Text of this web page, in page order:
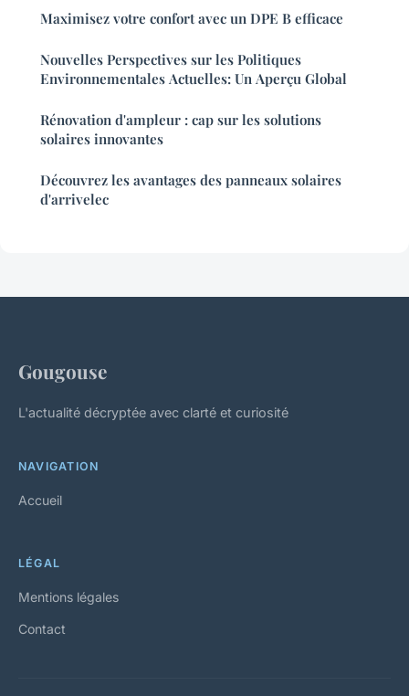
Maximisez votre confort avec un DPE B efficace
Nouvelles Perspectives sur les Politiques
Environnementales Actuelles: Un Aperçu Global
Rénovation d'ampleur : cap sur les solutions
solaires innovantes
Découvrez les avantages des panneaux solaires
d'arrivelec
Gougouse
L'actualité décryptée avec clarté et curiosité
NAVIGATION
Accueil
LÉGAL
Mentions légales
Contact